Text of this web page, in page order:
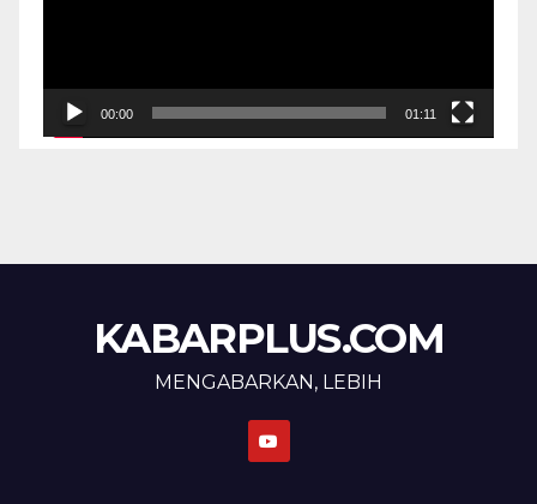
00:00 01:11
KABARPLUS.COM
MENGABARKAN, LEBIH